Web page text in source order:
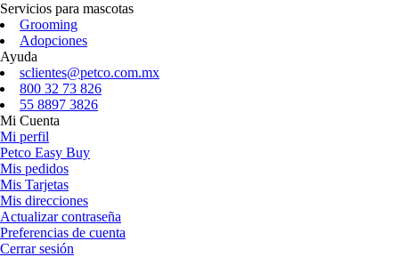
Servicios para mascotas
Grooming
Adopciones
Ayuda
sclientes@petco.com.mx
800 32 73 826
55 8897 3826
Mi Cuenta
Mi perfil
Petco Easy Buy
Mis pedidos
Mis Tarjetas
Mis direcciones
Actualizar contraseña
Preferencias de cuenta
Cerrar sesión